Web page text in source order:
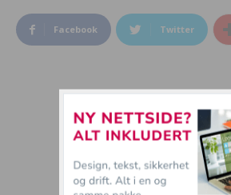
Facebook Twitter